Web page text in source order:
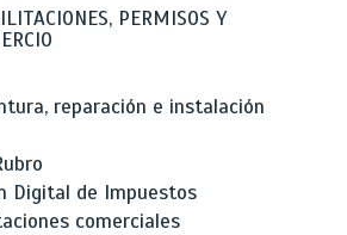
PERMISOS Y
reparación e instalación
Digital de Impuestos
comerciales